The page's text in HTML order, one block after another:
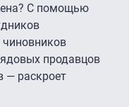
С помощью
продавцов
— раскроет